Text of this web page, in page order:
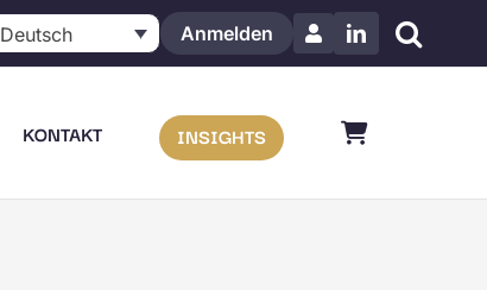
Deutsch Anmelden LinkedIn
KONTAKT INSIGHTS